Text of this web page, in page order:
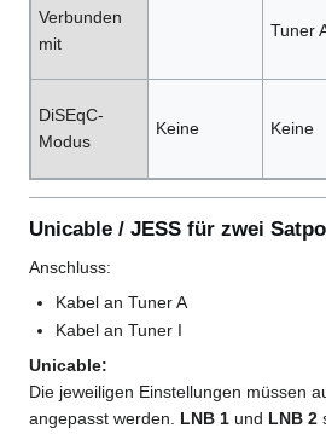
Verbunden
mit
Tuner
DiSEqC-
Modus
Keine Keine
Unicable / JESS für zwei
Anschluss:
Kabel an Tuner A
Kabel an Tuner I
Unicable:
Die jeweiligen Einstellungen müssen
angepasst werden. LNB 1 und LNB 2